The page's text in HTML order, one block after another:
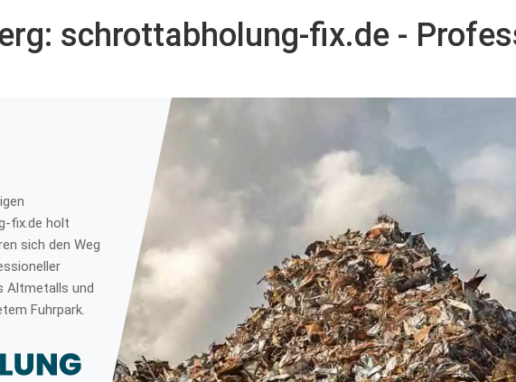
schrottabholung-fix.de -
fix.de holt
sich den Weg
Altmetalls und
Fuhrpark.